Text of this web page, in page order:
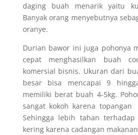
daging buah menarik yaitu
Banyak orang menyebutnya
oranye.
Durian bawor ini juga pohonya
cepat menghasilkan buah
komersial bisnis. Ukuran dari
besar bisa mencapai 9
memiliki berat buah 4-5kg.
sangat kokoh karena topangan
Sehingga lebih tahan
kering karena cadangan